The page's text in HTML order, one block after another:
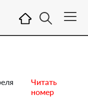
Читать
номер